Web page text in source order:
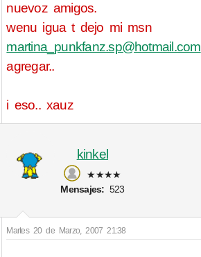
nuevoz amigos.
wenu igua t dejo mi msn
martina_punkfanz.sp@hotmail.com
agregar..
i eso.. xauz
kinkel
★★★★
Mensajes: 523
Martes 20 de Marzo, 2007 21:38